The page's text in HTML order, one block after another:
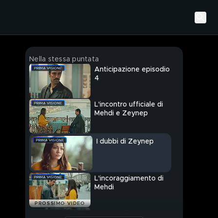
Nella stessa puntata
Anticipazione episodio
4
L'incontro ufficiale di
Mehdi e Zeynep
I dubbi di Zeynep
PROSSIMO VIDEO
L'incoraggiamento di
Mehdi